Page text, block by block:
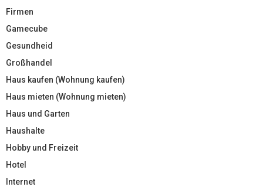
Firmen
Gamecube
Gesundheid
Großhandel
Haus kaufen (Wohnung kaufen)
Haus mieten (Wohnung mieten)
Haus und Garten
Haushalte
Hobby und Freizeit
Hotel
Internet